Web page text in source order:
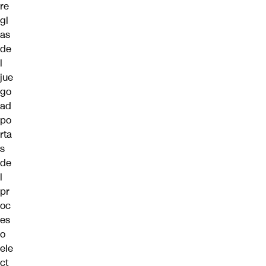
re
gl
as
de
l
jue
go
ad
po
rta
s
de
l
pr
oc
es
o
ele
ct